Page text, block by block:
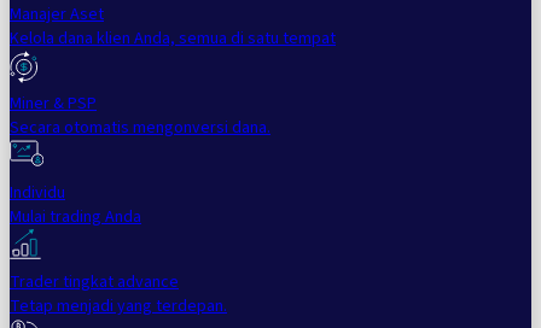
Manajer Aset
Kelola dana klien Anda, semua di satu tempat
Miner & PSP
Secara otomatis mengonversi dana.
Individu
Mulai trading Anda
Trader tingkat advance
Tetap menjadi yang terdepan.